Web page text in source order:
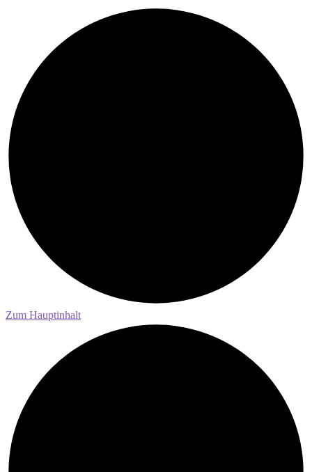
Zum Hauptinhalt